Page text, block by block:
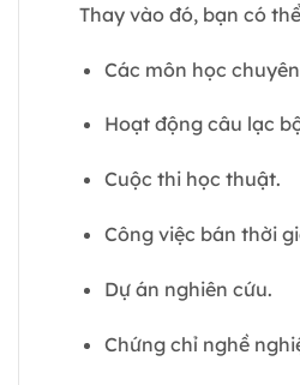
Thay vào đó, bạn có
Các môn học
Hoạt động câu lạc
Cuộc thi học thuật.
Công việc bán thời
Dự án nghiên cứu.
Chứng chỉ nghề